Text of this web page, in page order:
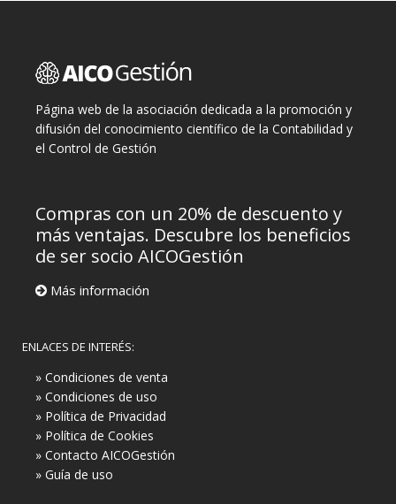
Página web de la asociación dedicada a la promoción y
difusión del conocimiento científico de la Contabilidad y
el Control de Gestión
Compras con un 20% de descuento y
más ventajas. Descubre los beneficios
de ser socio AICOGestión
Más información
ENLACES DE INTERÉS:
» Condiciones de venta
» Condiciones de uso
» Política de Privacidad
» Política de Cookies
» Contacto AICOGestión
» Guía de uso